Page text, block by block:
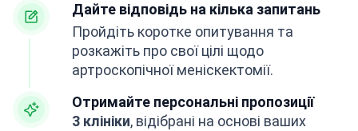
Дайте відповідь на кілька запитань
Пройдіть коротке опитування та
розкажіть про свої цілі щодо
артроскопічної меніскектомії.
Отримайте персональні пропозиції
3 клініки, відібрані на основі ваших